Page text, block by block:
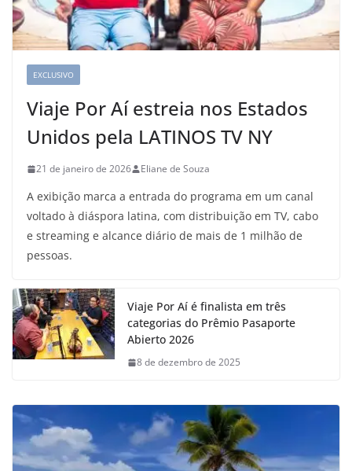
EXCLUSIVO
Viaje Por Aí estreia nos Estados
Unidos pela LATINOS TV NY
21 de janeiro de 2026 Eliane de Souza
A exibição marca a entrada do programa em um canal
voltado à diáspora latina, com distribuição em TV, cabo
e streaming e alcance diário de mais de 1 milhão de
pessoas.
Viaje Por Aí é finalista em três
categorias do Prêmio Pasaporte
Abierto 2026
8 de dezembro de 2025